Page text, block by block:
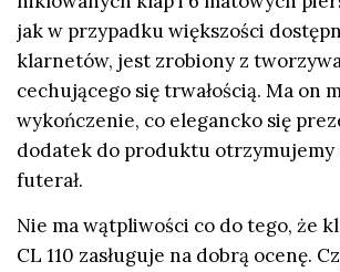
jak w przypadku większości
klarnetów, jest zrobiony z tworzywa
cechującego się trwałością. Ma on
wykończenie, co elegancko się
dodatek do produktu otrzymujemy
futerał.
Nie ma wątpliwości co do tego, że
CL 110 zasługuje na dobrą ocenę.